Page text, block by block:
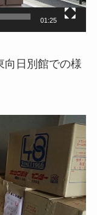
01:25
向日別館での様